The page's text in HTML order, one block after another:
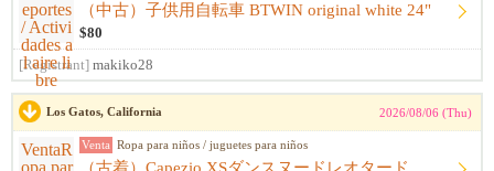
（中古）子供用自転車 BTWIN original white 24"
$80
[Registrant] makiko28
Los Gatos, California 2026/08/06 (Thu)
Venta Ropa para niños / juguetes para niños